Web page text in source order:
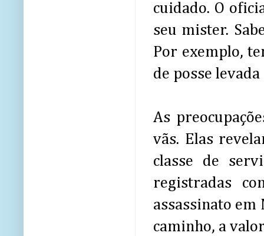
cuidado. O
seu mister.
Por exemplo,
de posse
As
vãs. Elas
classe de
registradas
assassinato
caminho, a